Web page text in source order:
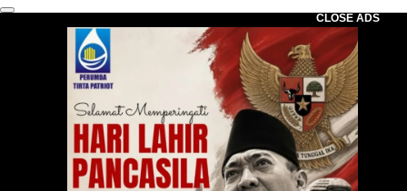
CLOSE ADS